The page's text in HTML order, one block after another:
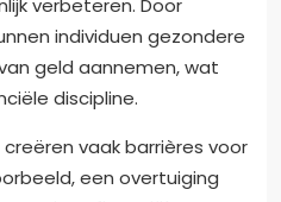
verbeteren. Door
individuen gezondere
geld aannemen, wat
discipline.
vaak barrières voor
een overtuiging